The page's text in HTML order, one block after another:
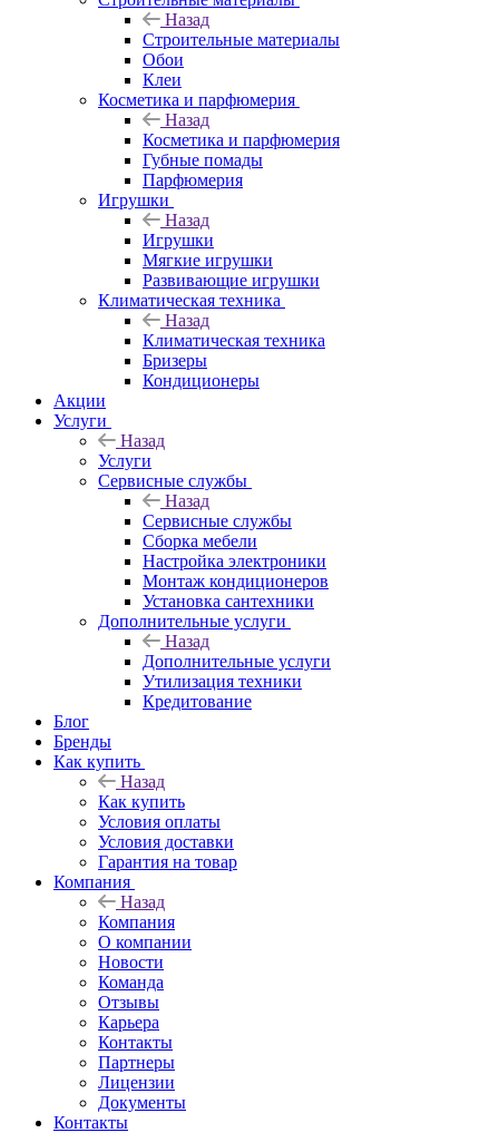
Назад
Строительные материалы
Обои
Клеи
Косметика и парфюмерия
Назад
Косметика и парфюмерия
Губные помады
Парфюмерия
Игрушки
Назад
Игрушки
Мягкие игрушки
Развивающие игрушки
Климатическая техника
Назад
Климатическая техника
Бризеры
Кондиционеры
Акции
Услуги
Назад
Услуги
Сервисные службы
Назад
Сервисные службы
Сборка мебели
Настройка электроники
Монтаж кондиционеров
Установка сантехники
Дополнительные услуги
Назад
Дополнительные услуги
Утилизация техники
Кредитование
Блог
Бренды
Как купить
Назад
Как купить
Условия оплаты
Условия доставки
Гарантия на товар
Компания
Назад
Компания
О компании
Новости
Команда
Отзывы
Карьера
Контакты
Партнеры
Лицензии
Документы
Контакты